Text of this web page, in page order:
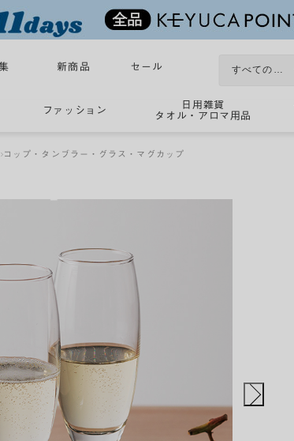
新商品 セール
ファッション
日用雑貨
タオル・アロマ用品
コップ・タンブラー・グラス・マグカップ